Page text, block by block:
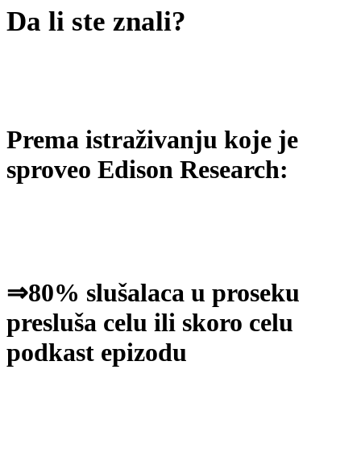
Da li ste znali?
Prema istraživanju koje je
sproveo Edison Research:
⇒80% slušalaca u proseku
presluša celu ili skoro celu
podkast epizodu